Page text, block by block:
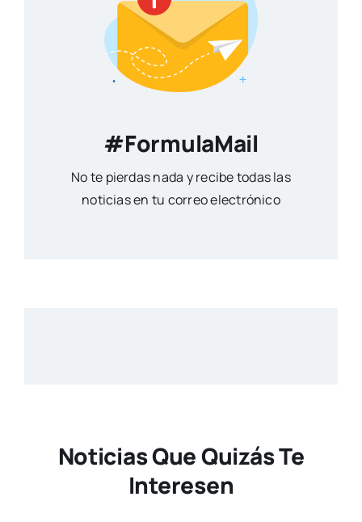
#FormulaMail
No te pierdas nada y recibe todas las
noticias en tu correo electrónico
Noticias Que Quizás Te
Interesen